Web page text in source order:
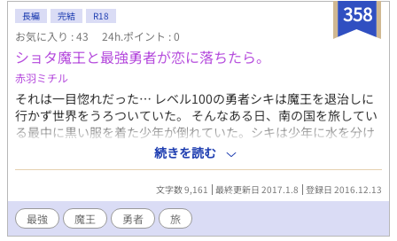
ンキー◆ ヤンキーの振りをしているが、本当は人付き合いが苦手
なだけの繊細な男。 保育園の頃に出会った桜木夕緋に一目惚れ。
以来、ずっと一途に片想いを更新中。 【桜木夕緋 さくらぎゆう
ひ】 ◆いつでも陽気な人気者◆ 物腰も柔らかく世話好きな学校の
人気者。イケメンなのに飾りっけもなく、親しみやすい。だが実
は獰猛な野生児。考えるより本能で動く。
358
長編 完結 R18
お気に入り : 43 24h.ポイント : 0
ショタ魔王と最強勇者が恋に落ちたら。
赤羽ミチル
それは一目惚れだった… レベル100の勇者シキは魔王を退治しに
行かず世界をうろついていた。 そんなある日、南の国を旅してい
る最中に黒い服を着た少年が倒れていた。シキは少年に水を分け
て介抱をした。少年は目を覚ましてシキにお礼を言うが自己紹介
をしている最中で互いが敵同士ということが発覚したり… 一体シ
続きを読む
文字数 9,161 最終更新日 2017.1.8 登録日 2016.12.13
最強 魔王 勇者 旅